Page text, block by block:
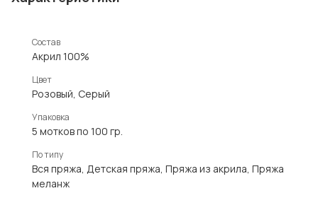
Состав
Акрил 100%
Цвет
Розовый, Серый
Упаковка
5 мотков по 100 гр.
По типу
Вся пряжа, Детская пряжа, Пряжа из акрила, Пряжа
меланж